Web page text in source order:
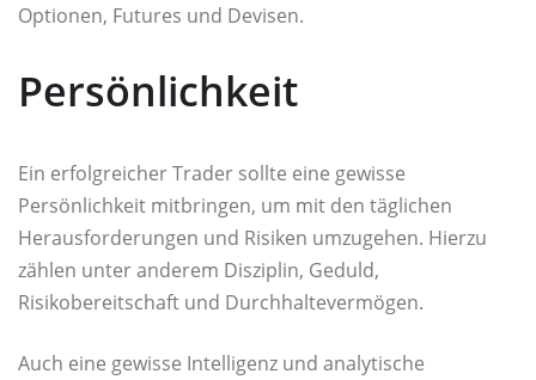
Optionen, Futures und Devisen.
Persönlichkeit
Ein erfolgreicher Trader sollte eine gewisse
Persönlichkeit mitbringen, um mit den täglichen
Herausforderungen und Risiken umzugehen. Hierzu
zählen unter anderem Disziplin, Geduld,
Risikobereitschaft und Durchhaltevermögen.
Auch eine gewisse Intelligenz und analytische